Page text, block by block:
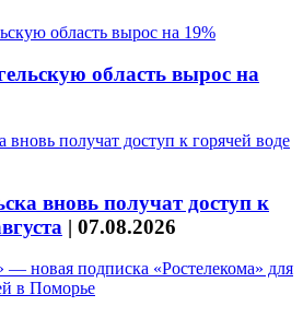
область вырос на
вновь получат доступ к
| 07.08.2026